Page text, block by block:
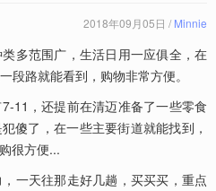
2018年09月05日 / Minnie
多范围广，生活日用一应俱全，在
段路就能看到，购物非常方便。
11，还提前在清迈准备了一些零食
傻了，在一些主要街道就能找到，
很方便...
一天往那走好几趟，买买买，重点